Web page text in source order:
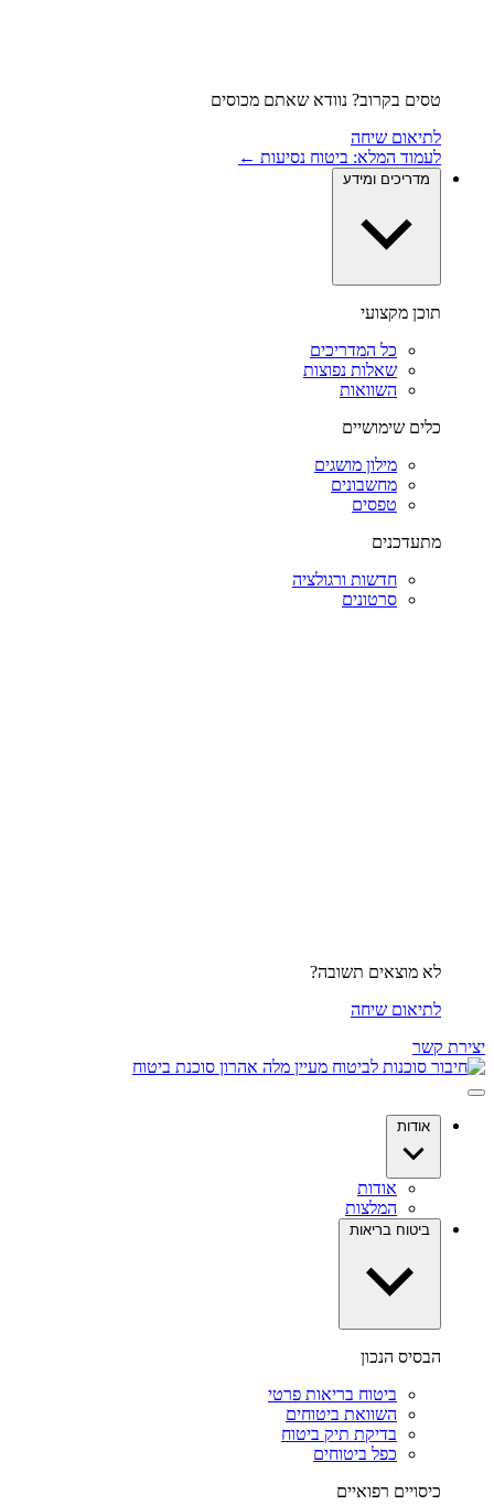
טסים בקרוב? נוודא שאתם מכוסים
לתיאום שיחה
לעמוד המלא: ביטוח נסיעות ←
מדריכים ומידע
תוכן מקצועי
כל המדריכים
שאלות נפוצות
השוואות
כלים שימושיים
מילון מושגים
מחשבונים
טפסים
מתעדכנים
חדשות ורגולציה
סרטונים
לא מוצאים תשובה?
לתיאום שיחה
יצירת קשר
אודות
אודות
המלצות
ביטוח בריאות
הבסיס הנכון
ביטוח בריאות פרטי
השוואת ביטוחים
בדיקת תיק ביטוח
כפל ביטוחים
כיסויים רפואיים